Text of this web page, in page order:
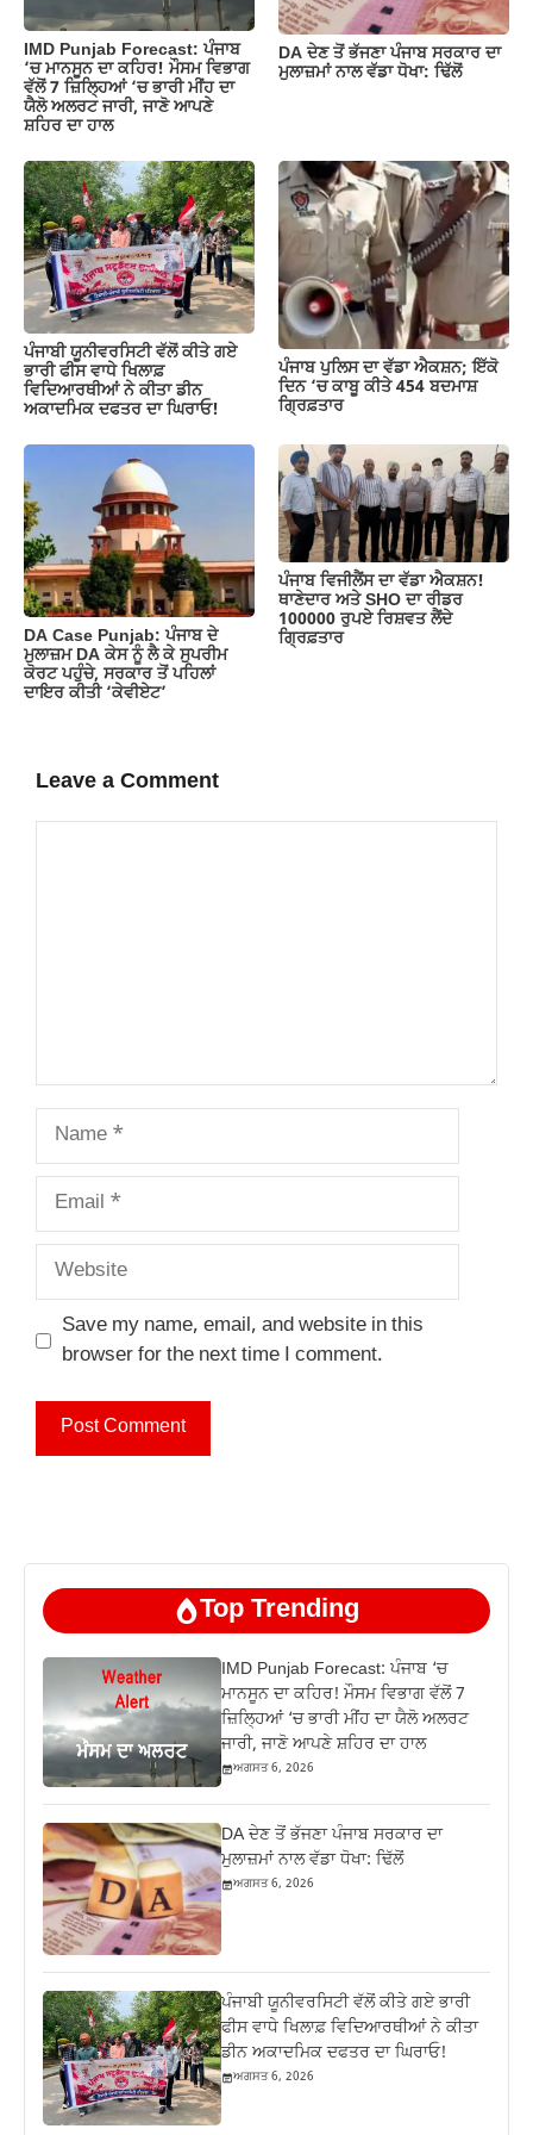
IMD Punjab Forecast: ਪੰਜਾਬ
‘ਚ ਮਾਨਸੂਨ ਦਾ ਕਹਿਰ! ਮੌਸਮ ਵਿਭਾਗ
ਵੱਲੋਂ 7 ਜ਼ਿਲ੍ਹਿਆਂ ‘ਚ ਭਾਰੀ ਮੀਂਹ ਦਾ
ਯੈਲੋ ਅਲਰਟ ਜਾਰੀ, ਜਾਣੋ ਆਪਣੇ
ਸ਼ਹਿਰ ਦਾ ਹਾਲ
DA ਦੇਣ‌ ਤੋਂ ਭੱਜਣਾ ਪੰਜਾਬ ਸਰਕਾਰ ਦਾ
ਮੁਲਾਜ਼ਮਾਂ ਨਾਲ ਵੱਡਾ ਧੋਖਾ: ਢਿੱਲੋਂ
ਪੰਜਾਬੀ ਯੂਨੀਵਰਸਿਟੀ ਵੱਲੋਂ ਕੀਤੇ ਗਏ
ਭਾਰੀ ਫੀਸ ਵਾਧੇ ਖਿਲਾਫ਼
ਵਿਦਿਆਰਥੀਆਂ ਨੇ ਕੀਤਾ ਡੀਨ
ਅਕਾਦਮਿਕ ਦਫਤਰ ਦਾ ਘਿਰਾਓ!
ਪੰਜਾਬ ਪੁਲਿਸ ਦਾ ਵੱਡਾ ਐਕਸ਼ਨ; ਇੱਕੋ
ਦਿਨ ‘ਚ ਕਾਬੂ ਕੀਤੇ 454 ਬਦਮਾਸ਼
ਗ੍ਰਿਫ਼ਤਾਰ
DA Case Punjab: ਪੰਜਾਬ ਦੇ
ਮੁਲਾਜ਼ਮ DA ਕੇਸ ਨੂੰ ਲੈ ਕੇ ਸੁਪਰੀਮ
ਕੋਰਟ ਪਹੁੰਚੇ, ਸਰਕਾਰ ਤੋਂ ਪਹਿਲਾਂ
ਦਾਇਰ ਕੀਤੀ ‘ਕੇਵੀਏਟ’
ਪੰਜਾਬ ਵਿਜੀਲੈਂਸ ਦਾ ਵੱਡਾ ਐਕਸ਼ਨ!
ਥਾਣੇਦਾਰ ਅਤੇ SHO ਦਾ ਰੀਡਰ
100000 ਰੁਪਏ ਰਿਸ਼ਵਤ ਲੈਂਦੇ
ਗ੍ਰਿਫ਼ਤਾਰ
Leave a Comment
Name
Email
Website
Save my name, email, and website in this
browser for the next time I comment.
Top Trending
IMD Punjab Forecast: ਪੰਜਾਬ ‘ਚ
ਮਾਨਸੂਨ ਦਾ ਕਹਿਰ! ਮੌਸਮ ਵਿਭਾਗ ਵੱਲੋਂ 7
ਜ਼ਿਲ੍ਹਿਆਂ ‘ਚ ਭਾਰੀ ਮੀਂਹ ਦਾ ਯੈਲੋ ਅਲਰਟ
ਜਾਰੀ, ਜਾਣੋ ਆਪਣੇ ਸ਼ਹਿਰ ਦਾ ਹਾਲ
ਅਗਸਤ 6, 2026
DA ਦੇਣ‌ ਤੋਂ ਭੱਜਣਾ ਪੰਜਾਬ ਸਰਕਾਰ ਦਾ
ਮੁਲਾਜ਼ਮਾਂ ਨਾਲ ਵੱਡਾ ਧੋਖਾ: ਢਿੱਲੋਂ
ਅਗਸਤ 6, 2026
ਪੰਜਾਬੀ ਯੂਨੀਵਰਸਿਟੀ ਵੱਲੋਂ ਕੀਤੇ ਗਏ ਭਾਰੀ
ਫੀਸ ਵਾਧੇ ਖਿਲਾਫ਼ ਵਿਦਿਆਰਥੀਆਂ ਨੇ ਕੀਤਾ
ਡੀਨ ਅਕਾਦਮਿਕ ਦਫਤਰ ਦਾ ਘਿਰਾਓ!
ਅਗਸਤ 6, 2026